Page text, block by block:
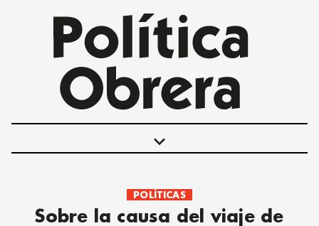
keyboard_arrow_down
POLÍTICAS
INTERNACIONALES
POLÍTICAS
Sobre la causa del viaje de